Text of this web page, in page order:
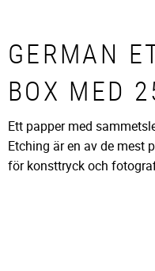
GERMAN
BOX MED
Ett papper med
Etching är en av de mest
för konsttryck och